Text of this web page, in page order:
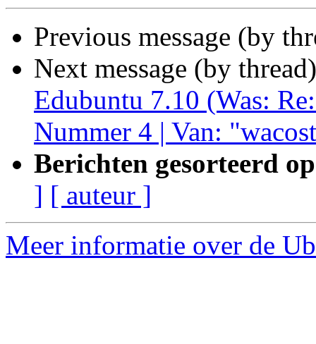
Previous message (by
Next message (by
Edubuntu 7.10 (Was:
Nummer 4 | Van:
Berichten gesorteerd
] [ auteur ]
Meer informatie over de